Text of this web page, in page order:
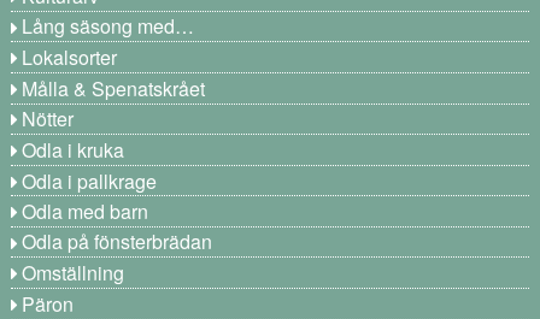
Lång säsong med…
Lokalsorter
Målla & Spenatskrået
Nötter
Odla i kruka
Odla i pallkrage
Odla med barn
Odla på fönsterbrädan
Omställning
Päron